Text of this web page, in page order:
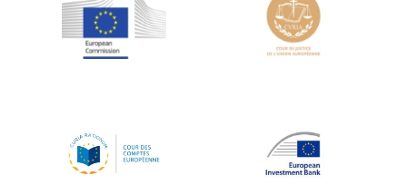
Jean-Louis Schiltz
Jean-Victor Louis
Johnny Åkerholm